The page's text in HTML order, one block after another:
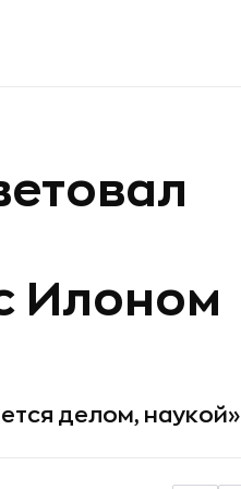
Илоном
делом, наукой»